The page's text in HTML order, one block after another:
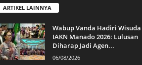
ARTIKEL LAINNYA
Wabup Vanda Hadiri Wisuda
IAKN Manado 2026: Lulusan
Diharap Jadi Agen...
06/08/2026